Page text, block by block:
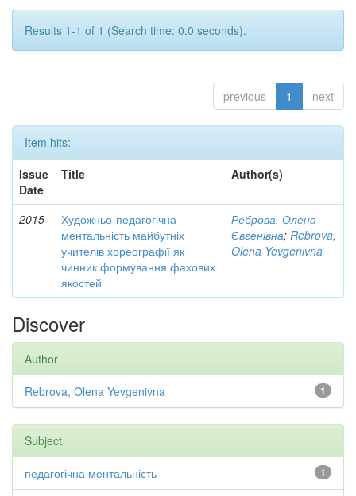
Results 1-1 of 1 (Search time: 0.0 seconds).
previous 1 next
Item hits:
Issue
Date
Title Author(s)
2015
Художньо-педагогічна
ментальність майбутніх
учителів хореографії як
чинник формування фахових
якостей
Реброва, Олена
Євгенівна; Rebrova,
Olena Yevgenivna
Discover
Author
1
Rebrova, Olena Yevgenivna
Subject
1
педагогічна ментальність